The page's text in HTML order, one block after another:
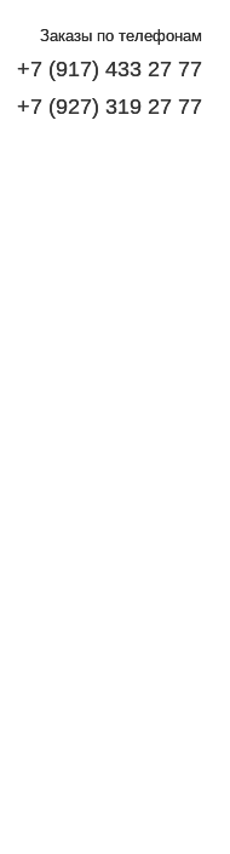
Заказы по телефонам
+7 (917) 433 27 77
+7 (927) 319 27 77